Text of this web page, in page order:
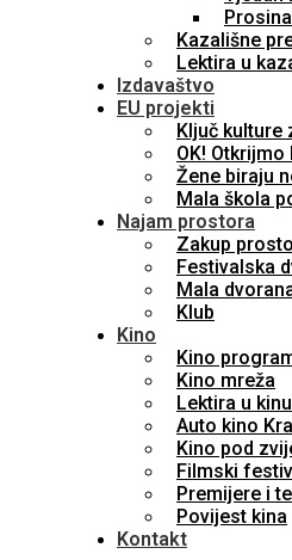
Kazališne
Lektira u
Izdavaštvo
EU projekti
Ključ kulture
OK!
Žene biraju
Mala škola
Najam prostora
Zakup
Festivalska
Mala
Klub
Kino
Kino
Kino mreža
Lektira u kinu
Auto kino
Kino pod
Filmski
Premijere i
Povijest kina
Kontakt